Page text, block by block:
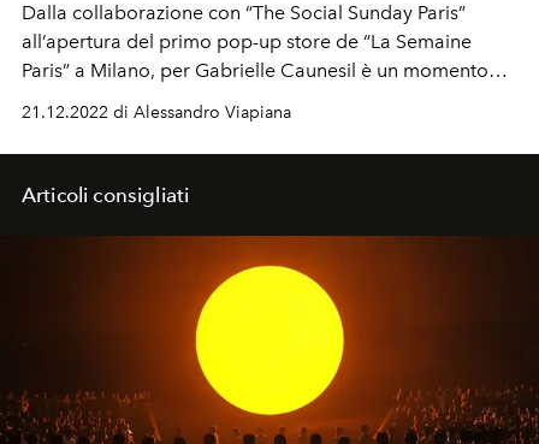
Dalla collaborazione con “The Social Sunday Paris”
all’apertura del primo pop-up store de “La Semaine
Paris” a Milano, per Gabrielle Caunesil è un momento
unico. Abbiamo parlato con lei del lavoro, della sua vita
privata e delle sue attività benefiche.
21.12.2022 di Alessandro Viapiana
Articoli consigliati